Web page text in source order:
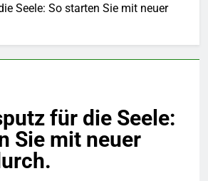
Seele: So starten Sie mit neuer
für die Seele:
Sie mit neuer